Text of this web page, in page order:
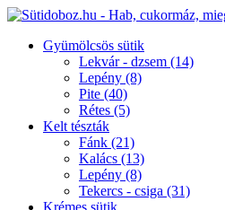
Gyümölcsös sütik
Lekvár - dzsem (14)
Lepény (8)
Pite (40)
Rétes (5)
Kelt tészták
Fánk (21)
Kalács (13)
Lepény (8)
Tekercs - csiga (31)
Krémes sütik